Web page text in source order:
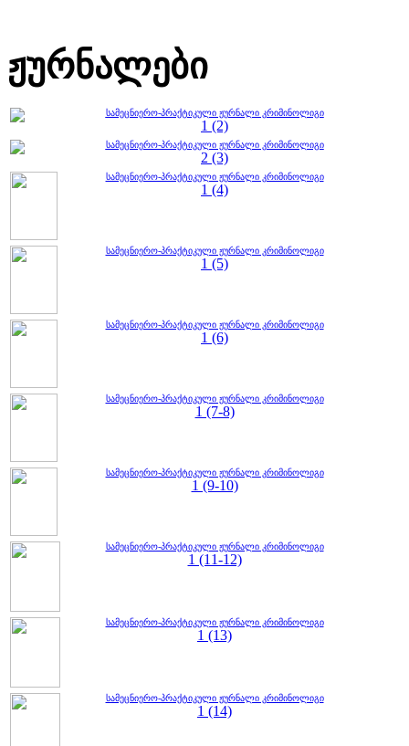
ჟურნალები
სამეცნიერო-პრაქტიკული ჟურნალი კრიმინოლიგი
1 (2)
სამეცნიერო-პრაქტიკული ჟურნალი კრიმინოლიგი
2 (3)
სამეცნიერო-პრაქტიკული ჟურნალი კრიმინოლიგი
1 (4)
სამეცნიერო-პრაქტიკული ჟურნალი კრიმინოლიგი
1 (5)
სამეცნიერო-პრაქტიკული ჟურნალი კრიმინოლიგი
1 (6)
სამეცნიერო-პრაქტიკული ჟურნალი კრიმინოლიგი
1 (7-8)
სამეცნიერო-პრაქტიკული ჟურნალი კრიმინოლიგი
1 (9-10)
სამეცნიერო-პრაქტიკული ჟურნალი კრიმინოლიგი
1 (11-12)
სამეცნიერო-პრაქტიკული ჟურნალი კრიმინოლიგი
1 (13)
სამეცნიერო-პრაქტიკული ჟურნალი კრიმინოლიგი
1 (14)